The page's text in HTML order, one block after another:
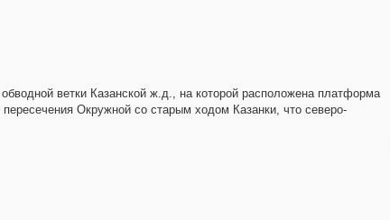
ветки Казанской ж.д., на которой расположена платформа
Окружной со старым ходом Казанки, что северо-